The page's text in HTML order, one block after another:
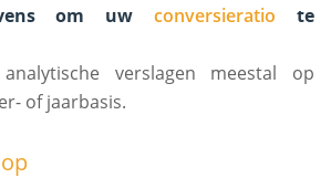
om uwconversieratio te
verslagen meestal op
of jaarbasis.